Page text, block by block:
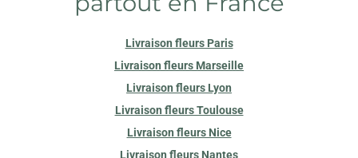
Livraison fleurs Paris
Livraison fleurs Marseille
Livraison fleurs Lyon
Livraison fleurs Toulouse
Livraison fleurs Nice
Livraison fleurs Nantes